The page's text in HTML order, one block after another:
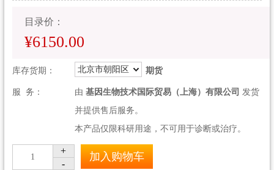
目录价：
¥6150.00
库存货期： 北京市朝阳区 期货
服 务： 由 基因生物技术国际贸易（上海）有限公司 发货
并提供售后服务。
本产品仅限科研用途，不可用于诊断或治疗。
1
+
-
加入购物车